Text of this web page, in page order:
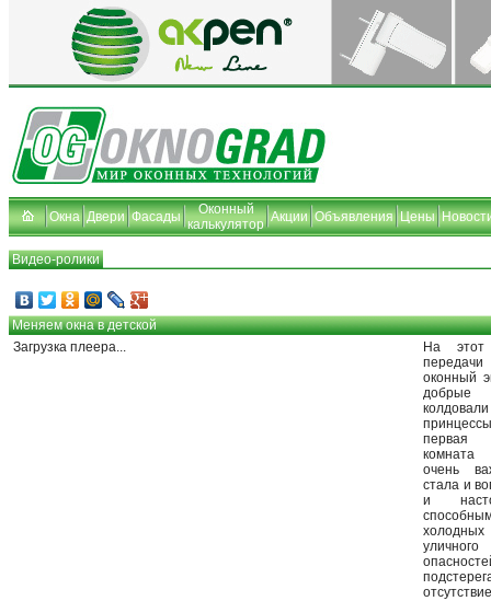
Окна Двери Фасады
Оконный
калькулятор Акции Объявления Цены
Видео-ролики
Меняем окна в детской
Загрузка плеера...
На этот
оконный
первая
комната
очень
стала и
и